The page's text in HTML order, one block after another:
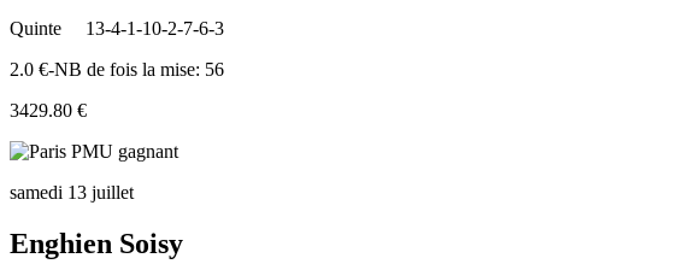
Quinte
13-4-1-10-2-7-6-3
2.0 €-NB de fois la mise: 56
3429.80 €
samedi 13 juillet
Enghien Soisy